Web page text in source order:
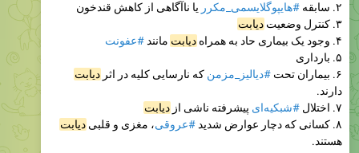
۲. سابقه
#هایپوگلایسمی_مکرر یا ناآگاهی از کاهش قندخون
۳. کنترل وضعیت
دیابت
۴. وجود یک بیماری حاد به همراه
دیابت مانند #عفونت
۵. بارداری
۶. بیماران تحت
#دیالیز_مزمن که نارسایی کلیه در اثر دیابت
دارند.
۷. اختلال
#شبکیه‌ای پیشرفته ناشی از دیابت
۸. کسانی که دچار عوارض شدید
#عروقی، مغزی و قلبی دیابت
هستند.